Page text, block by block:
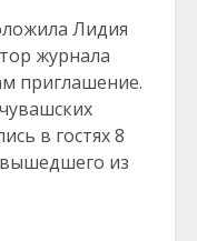
Лидия
журнала
приглашение.
в гостях 8
из